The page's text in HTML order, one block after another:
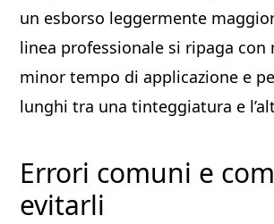
un esborso leggermente
linea professionale si ripaga con
minor tempo di applicazione e
lunghi tra una tinteggiatura e
Errori comuni e
evitarli